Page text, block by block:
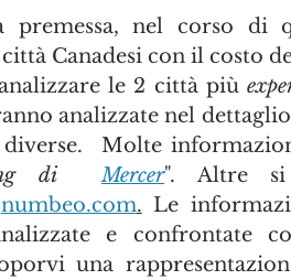
premessa, nel corso
Canadesi con il costo
le 2 città più
analizzate nel
Molte
di Mercer
numbeo.com. Le
e confrontate
una